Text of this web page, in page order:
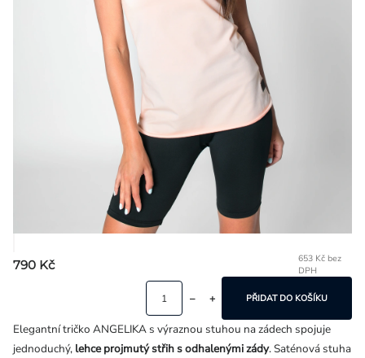
790 Kč
653 Kč bez
DPH
PŘIDAT DO KOŠÍKU
Elegantní tričko ANGELIKA s výraznou stuhou na zádech spojuje
jednoduchý, lehce projmutý střih s odhalenými zády. Saténová stuha